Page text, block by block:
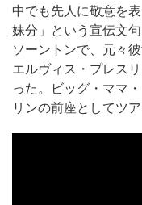
中でも先人に敬意を
妹分」という宣伝文
ソーントンで、元々
エルヴィス・プレス
った。ビッグ・ママ
リンの前座としてツ